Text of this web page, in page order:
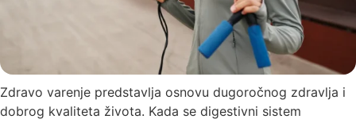
Zdravo varenje predstavlja osnovu dugoročnog zdravlja i
dobrog kvaliteta života. Kada se digestivni sistem